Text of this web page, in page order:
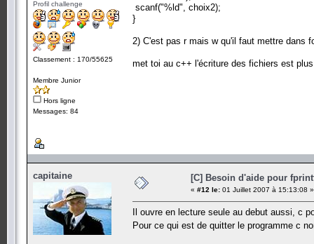
}
system("PAUSE");
return 0;
}
Profil challenge
Classement : 170/55625
Membre Junior
Hors ligne
Messages: 84
scanf("%ld", choix2);
}
2) C'est pas r mais w qu'il faut mettre dans
met toi au c++ l'écriture des fichiers est
capitaine [C] Besoin d'aide pour
« #12 le: 01 Juillet 2007 à 15:13:08 »
Il ouvre en lecture seule au debut aussi, c
Pour ce qui est de quitter le programme c